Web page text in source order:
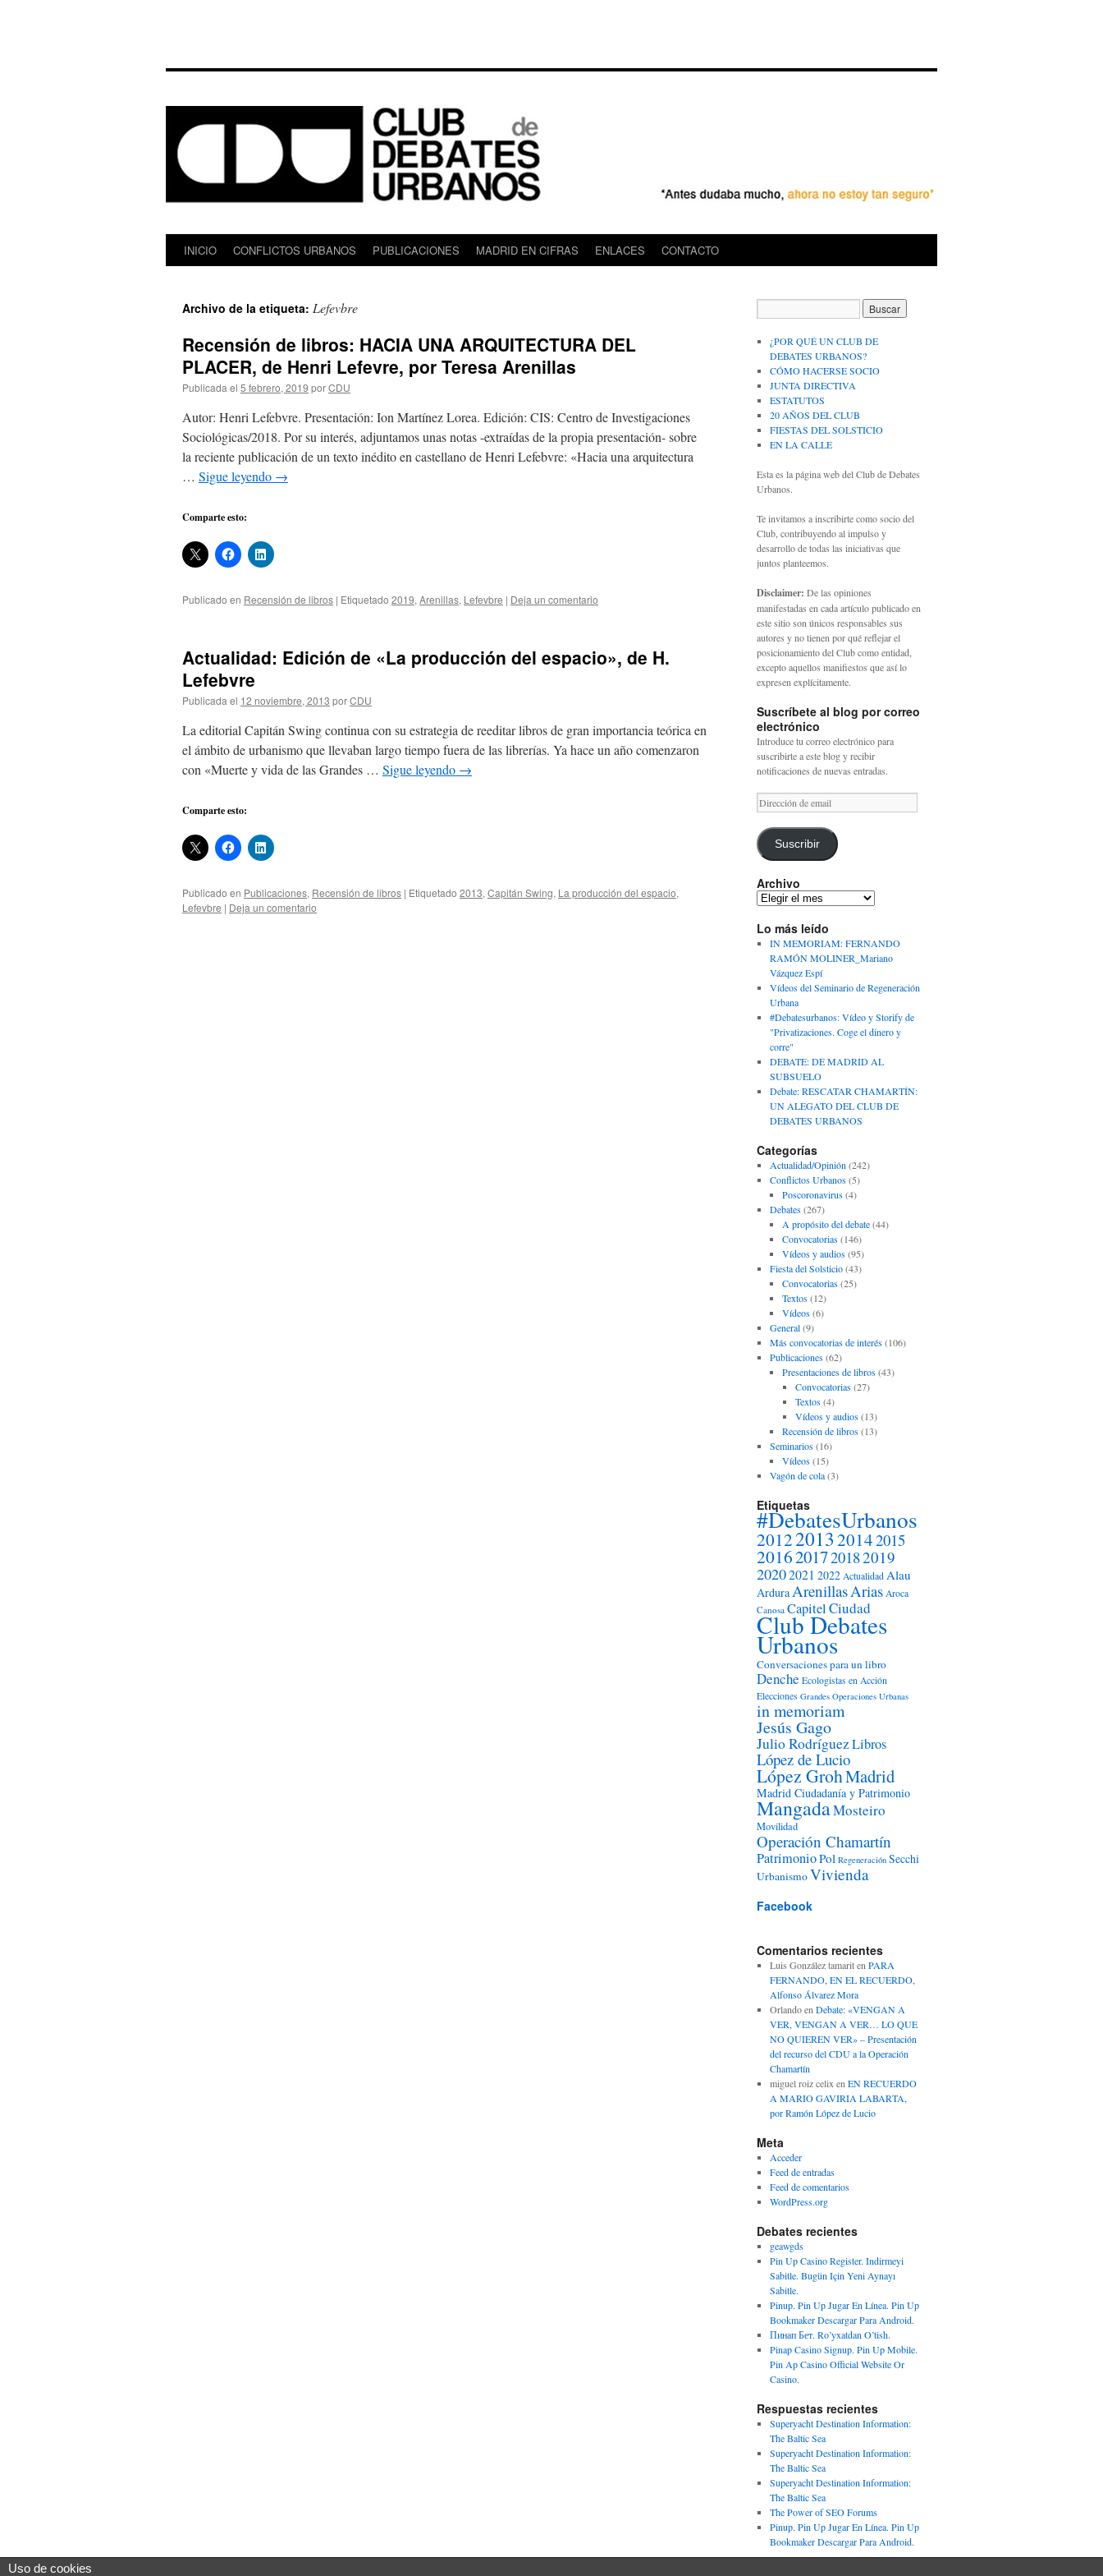
Saltar
contenido
INICIO CONFLICTOS URBANOS PUBLICACIONES MADRID EN CIFRAS ENLACES CONTACTO
Archivo de la etiqueta: Lefevbre
Recensión de libros: HACIA UNA ARQUITECTURA DEL
PLACER, de Henri Lefevre, por Teresa Arenillas
Publicada el 5 febrero, 2019 porCDU
Autor: Henri Lefebvre. Presentación: Ion Martínez Lorea. Edición: CIS: Centro de Investigaciones
Sociológicas/2018. Por su interés, adjuntamos unas notas -extraídas de la propia presentación- sobre
la reciente publicación de un texto inédito en castellano de Henri Lefebvre: «Hacia una arquitectura
… Sigue leyendo →
Comparte esto:
Publicado en Recensión de libros | Etiquetado 2019, Arenillas, Lefevbre | Deja un comentario
Actualidad: Edición de «La producción del espacio», de H.
Lefebvre
Publicada el 12 noviembre, 2013 porCDU
La editorial Capitán Swing continua con su estrategia de reeditar libros de gran importancia teórica en
el ámbito de urbanismo que llevaban largo tiempo fuera de las librerías. Ya hace un año comenzaron
con «Muerte y vida de las Grandes … Sigue leyendo →
Comparte esto:
Publicado en Publicaciones, Recensión de libros | Etiquetado 2013, Capitán Swing, La producción del espacio,
Lefevbre | Deja un comentario
¿POR QUÉ UN CLUB DE
DEBATES URBANOS?
CÓMO HACERSE SOCIO
JUNTA DIRECTIVA
ESTATUTOS
20 AÑOS DEL CLUB
FIESTAS DEL SOLSTICIO
EN LA CALLE
Esta es la página web del Club de Debates
Urbanos.
Te invitamos a inscribirte como socio del
Club, contribuyendo al impulso y
desarrollo de todas las iniciativas que
juntos planteemos.
Disclaimer: De las opiniones
manifestadas en cada artículo publicado en
este sitio son únicos responsables sus
autores y no tienen por qué reflejar el
posicionamiento del Club como entidad,
excepto aquellos manifiestos que así lo
expresen explícitamente.
Suscríbete al blog por correo
electrónico
Introduce tu correo electrónico para
suscribirte a este blog y recibir
notificaciones de nuevas entradas.
Dirección
de
email
Suscribir
Archivo
Archivo
Lo más leído
IN MEMORIAM: FERNANDO
RAMÓN MOLINER_Mariano
Vázquez Espí
Vídeos del Seminario de Regeneración
Urbana
#Debatesurbanos: Vídeo y Storify de
"Privatizaciones. Coge el dinero y
corre"
DEBATE: DE MADRID AL
SUBSUELO
Debate: RESCATAR CHAMARTÍN:
UN ALEGATO DEL CLUB DE
DEBATES URBANOS
Categorías
Actualidad/Opinión (242)
Conflictos Urbanos(5)
Poscoronavirus(4)
Debates(267)
A propósito del debate(44)
Convocatorias(146)
Vídeos y audios(95)
Fiesta del Solsticio(43)
Convocatorias(25)
Textos(12)
Vídeos(6)
General(9)
Más convocatorias de interés(106)
Publicaciones(62)
Presentaciones de libros(43)
Convocatorias(27)
Textos(4)
Vídeos y audios(13)
Recensión de libros(13)
Seminarios(16)
Vídeos(15)
Vagón de cola(3)
Etiquetas
#DebatesUrbanos
2012201320142015
2016201720182019
20202021 2022 Actualidad Alau
ArduraArenillasArias Aroca
Canosa CapitelCiudad
Club Debates
Urbanos
Conversaciones para un libro
Denche Ecologistas en Acción
Elecciones Grandes Operaciones Urbanas
in memoriam
Jesús Gago
Julio RodríguezLibros
López de Lucio
López GrohMadrid
Madrid Ciudadanía y Patrimonio
MangadaMosteiro
Movilidad
Operación Chamartín
PatrimonioPol Regeneración Secchi
UrbanismoVivienda
Facebook
Comentarios recientes
Luis González tamariten PARA
FERNANDO, EN EL RECUERDO,
Alfonso Álvarez Mora
Orlandoen Debate: «VENGAN A
VER, VENGAN A VER… LO QUE
NO QUIEREN VER» – Presentación
del recurso del CDU a la Operación
Chamartín
miguel roiz celix en EN RECUERDO
A MARIO GAVIRIA LABARTA,
por Ramón López de Lucio
Meta
Acceder
Feed de entradas
Feed de comentarios
WordPress.org
Debates recientes
geawgds
Pin Up Casino Register. Indirmeyi
Sabitle. Bugün Için Yeni Aynayı
Sabitle.
Pinup. Pin Up Jugar En Línea. Pin Up
Bookmaker Descargar Para Android.
Пинап Бет. Ro’yxatdan O’tish.
Pinap Casino Signup. Pin Up Mobile.
Pin Ap Casino Official Website Or
Casino.
Respuestas recientes
Superyacht Destination Information:
The Baltic Sea
Superyacht Destination Information:
The Baltic Sea
Superyacht Destination Information:
The Baltic Sea
The Power of SEO Forums
Pinup. Pin Up Jugar En Línea. Pin Up
Bookmaker Descargar Para Android.
Uso de cookies